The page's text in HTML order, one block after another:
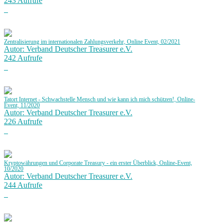
Zentralisierung im internationalen Zahlungsverkehr, Online Event, 02/2021
Autor: Verband Deutscher Treasurer e.V.
242 Aufrufe
Tatort Internet - Schwachstelle Mensch und wie kann ich mich schützen!, Online-
Event, 11/2020
Autor: Verband Deutscher Treasurer e.V.
226 Aufrufe
Kryptowährungen und Corporate Treasury - ein erster Überblick, Online-Event,
10/2020
Autor: Verband Deutscher Treasurer e.V.
244 Aufrufe